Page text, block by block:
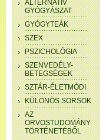
ALTERNATÍV
GYÓGYÁSZAT
GYÓGYTEÁK
SZEX
PSZICHOLÓGIA
SZENVEDÉLY-
BETEGSÉGEK
SZTÁR-ÉLETMÓDI
KÜLÖNÖS SORSOK
AZ
ORVOSTUDOMÁNY
TÖRTÉNETÉBŐL